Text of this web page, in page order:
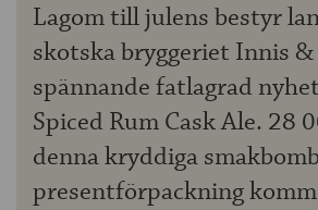
Lagom till julens bestyr
skotska bryggeriet Innis
spännande fatlagrad
Spiced Rum Cask Ale. 28
denna kryddiga
presentförpackning